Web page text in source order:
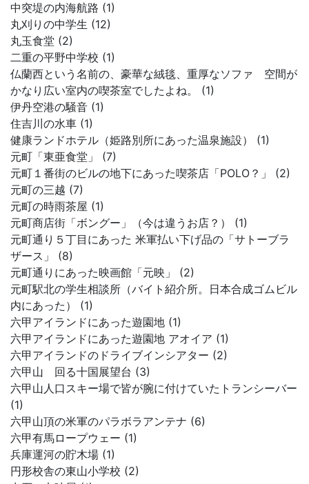
中突堤の内海航路 (1)
丸刈りの中学生 (12)
丸玉食堂 (2)
二重の平野中学校 (1)
仏蘭西という名前の、豪華な絨毯、重厚なソファ 空間が
かなり広い室内の喫茶室でしたよね。 (1)
伊丹空港の騒音 (1)
住吉川の水車 (1)
健康ランドホテル（姫路別所にあった温泉施設） (1)
元町「東亜食堂」 (7)
元町１番街のビルの地下にあった喫茶店「POLO？」 (2)
元町の三越 (7)
元町の時雨茶屋 (1)
元町商店街「ボングー」（今は違うお店？） (1)
元町通り５丁目にあった 米軍払い下げ品の「サトーブラ
ザース」 (8)
元町通りにあった映画館「元映」 (2)
元町駅北の学生相談所（バイト紹介所。日本合成ゴムビル
内にあった） (1)
六甲アイランドにあった遊園地 (1)
六甲アイランドにあった遊園地 アオイア (1)
六甲アイランドのドライブインシアター (2)
六甲山 回る十国展望台 (3)
六甲山人口スキー場で皆が腕に付けていたトランシーバー
(1)
六甲山頂の米軍のパラボラアンテナ (6)
六甲有馬ロープウェー (1)
兵庫運河の貯木場 (1)
円形校舎の東山小学校 (2)